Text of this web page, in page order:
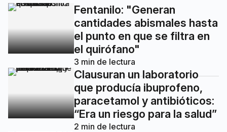
Fentanilo: "Generan
cantidades abismales hasta
el punto en que se filtra en
el quirófano"
3 min de lectura
Clausuran un laboratorio
que producía ibuprofeno,
paracetamol y antibióticos:
“Era un riesgo para la salud”
2 min de lectura